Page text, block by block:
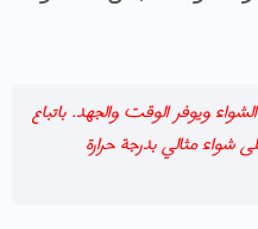
ويوفر الوقت والجهد. باتباع
مثالي بدرجة حرارة